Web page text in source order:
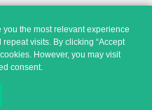
the most relevant experience
visits. By clicking “Accept
However, you may visit
consent.
傳理學院, 新聞系 |Privacy